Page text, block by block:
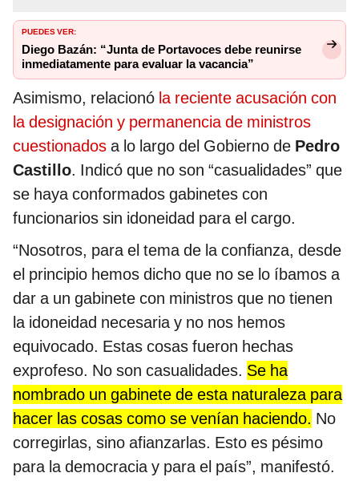
PUEDES VER:
Diego Bazán: “Junta de Portavoces debe reunirse
inmediatamente para evaluar la vacancia”
Asimismo, relacionó la reciente acusación con
la designación y permanencia de ministros
cuestionados a lo largo del Gobierno de Pedro
Castillo. Indicó que no son “casualidades” que
se haya conformados gabinetes con
funcionarios sin idoneidad para el cargo.
“Nosotros, para el tema de la confianza, desde
el principio hemos dicho que no se lo íbamos a
dar a un gabinete con ministros que no tienen
la idoneidad necesaria y no nos hemos
equivocado. Estas cosas fueron hechas
exprofeso. No son casualidades. Se ha
nombrado un gabinete de esta naturaleza para
hacer las cosas como se venían haciendo. No
corregirlas, sino afianzarlas. Esto es pésimo
para la democracia y para el país”, manifestó.